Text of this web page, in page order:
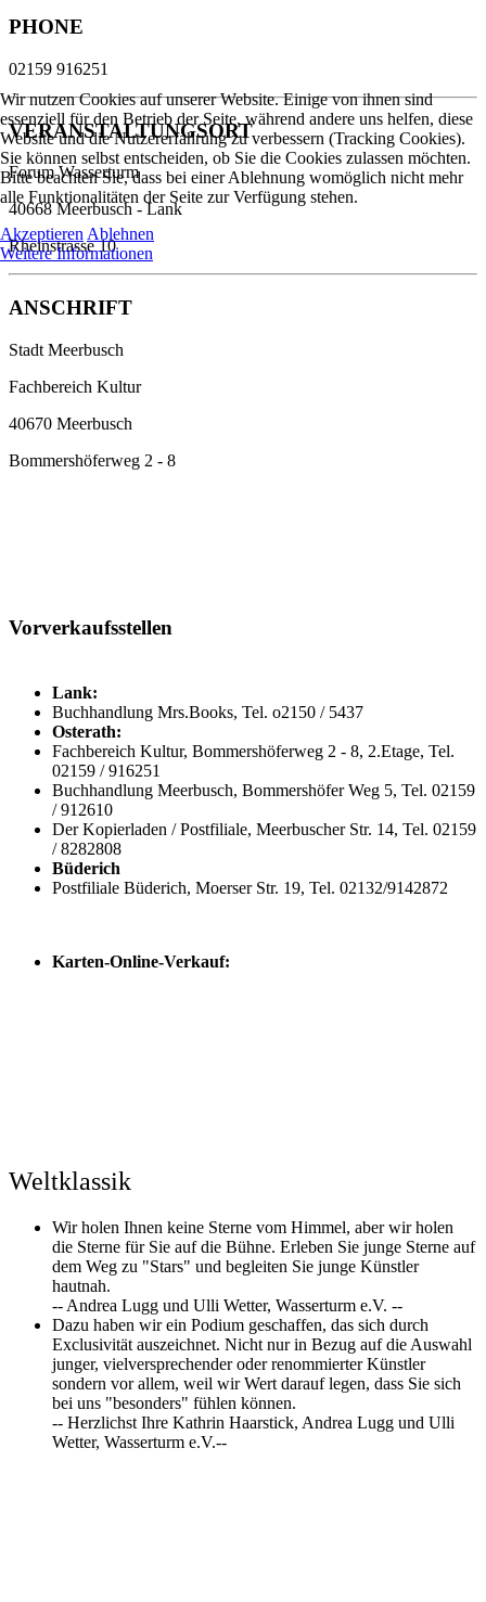
PHONE
02159 916251
VERANSTALTUNGSORT
Forum Wasserturm
40668 Meerbusch - Lank
Rheinstrasse 10
ANSCHRIFT
Stadt Meerbusch
Fachbereich Kultur
40670 Meerbusch
Bommershöferweg 2 - 8
Vorverkaufsstellen
Lank:
Buchhandlung Mrs.Books, Tel. o2150 / 5437
Osterath:
Fachbereich Kultur, Bommershöferweg 2 - 8, 2.Etage, Tel.
02159 / 916251
Buchhandlung Meerbusch, Bommershöfer Weg 5, Tel. 02159
/ 912610
Der Kopierladen / Postfiliale, Meerbuscher Str. 14, Tel. 02159
/ 8282808
Büderich
Postfiliale Büderich, Moerser Str. 19, Tel. 02132/9142872
Karten-Online-Verkauf:
Weltklassik
Wir holen Ihnen keine Sterne vom Himmel, aber wir holen
die Sterne für Sie auf die Bühne. Erleben Sie junge Sterne auf
dem Weg zu "Stars" und begleiten Sie junge Künstler
hautnah.
-- Andrea Lugg und Ulli Wetter, Wasserturm e.V. --
Dazu haben wir ein Podium geschaffen, das sich durch
Exclusivität auszeichnet. Nicht nur in Bezug auf die Auswahl
junger, vielversprechender oder renommierter Künstler
sondern vor allem, weil wir Wert darauf legen, dass Sie sich
bei uns "besonders" fühlen können.
-- Herzlichst Ihre Kathrin Haarstick, Andrea Lugg und Ulli
Wetter, Wasserturm e.V.--
Wir nutzen Cookies auf unserer Website. Einige von ihnen sind
essenziell für den Betrieb der Seite, während andere uns helfen, diese
Website und die Nutzererfahrung zu verbessern (Tracking Cookies).
Sie können selbst entscheiden, ob Sie die Cookies zulassen möchten.
Bitte beachten Sie, dass bei einer Ablehnung womöglich nicht mehr
alle Funktionalitäten der Seite zur Verfügung stehen.
Akzeptieren Ablehnen
Weitere Informationen